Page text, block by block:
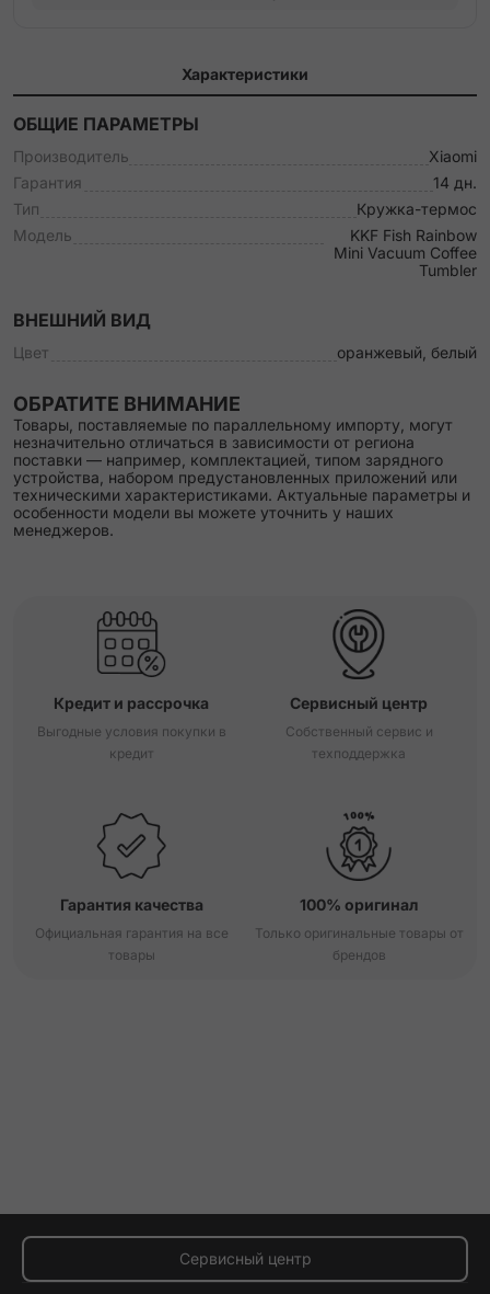
Характеристики
ОБЩИЕ ПАРАМЕТРЫ
Производитель
Xiaomi
Гарантия
14 дн.
Тип
Кружка-термос
Модель
KKF Fish Rainbow
Mini Vacuum Coffee
Tumbler
ВНЕШНИЙ ВИД
Цвет оранжевый, белый
ОБРАТИТЕ ВНИМАНИЕ
Товары, поставляемые по параллельному импорту, могут
незначительно отличаться в зависимости от региона
поставки — например, комплектацией, типом зарядного
устройства, набором предустановленных приложений или
техническими характеристиками. Актуальные параметры и
особенности модели вы можете уточнить у наших
менеджеров.
Кредит и рассрочка
Выгодные условия покупки в
кредит
Сервисный центр
Собственный сервис и
техподдержка
Гарантия качества
Официальная гарантия на все
товары
100% оригинал
Только оригинальные товары от
брендов
Сервисный центр